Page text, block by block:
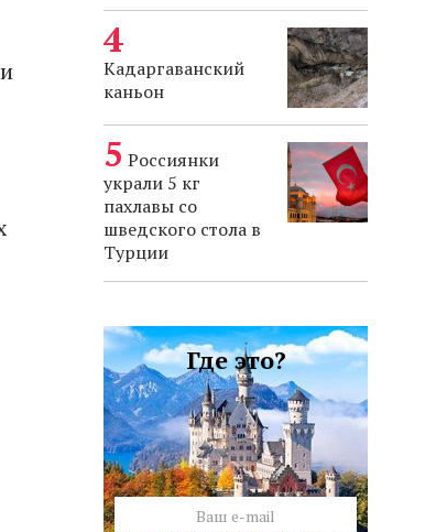
Кадаргаванский
каньон
Россиянки
украли 5 кг
пахлавы со
шведского стола в
Турции
Где это?